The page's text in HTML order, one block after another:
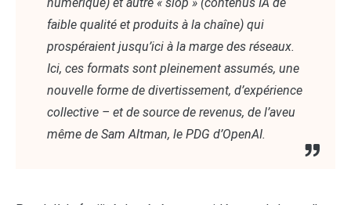
faible qualité et produits à la chaîne) qui
prospéraient jusqu’ici à la marge des réseaux.
Ici, ces formats sont pleinement assumés, une
nouvelle forme de divertissement, d’expérience
collective – et de source de revenus, de l’aveu
même de Sam Altman, le PDG d’OpenAI.